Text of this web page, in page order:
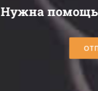
Нужна